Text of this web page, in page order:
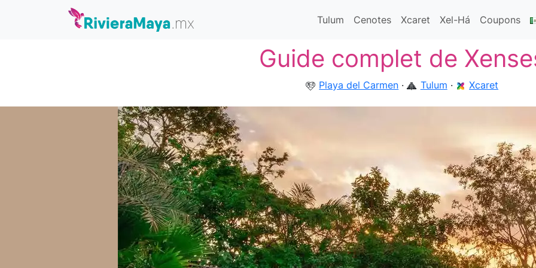
Tulum Cenotes Xcaret Xel-Há Coupons
Guide complet de
Playa del Carmen · Tulum · Xcaret